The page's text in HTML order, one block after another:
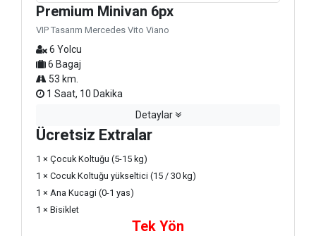
Premium Minivan 6px
VIP Tasarım Mercedes Vito Viano
6 Yolcu
6 Bagaj
53 km.
1 Saat, 10 Dakika
Detaylar
Ücretsiz Extralar
1 × Çocuk Koltuğu (5-15 kg)
1 × Cocuk Koltuğu yükseltici (15 / 30 kg)
1 × Ana Kucagi (0-1 yas)
1 × Bisiklet
Tek Yön